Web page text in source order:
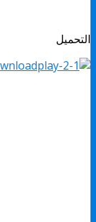
التحميل